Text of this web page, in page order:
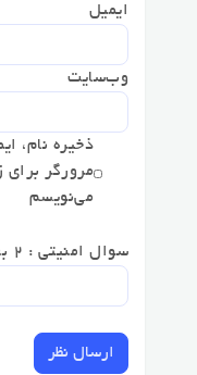
ایمیل
وب‌سایت
ذخیره نام،
مرورگر برای
می‌نویسم
سوال امنیتی : 2 بعلاوه 2 برابر است با؟
ارسال نظر